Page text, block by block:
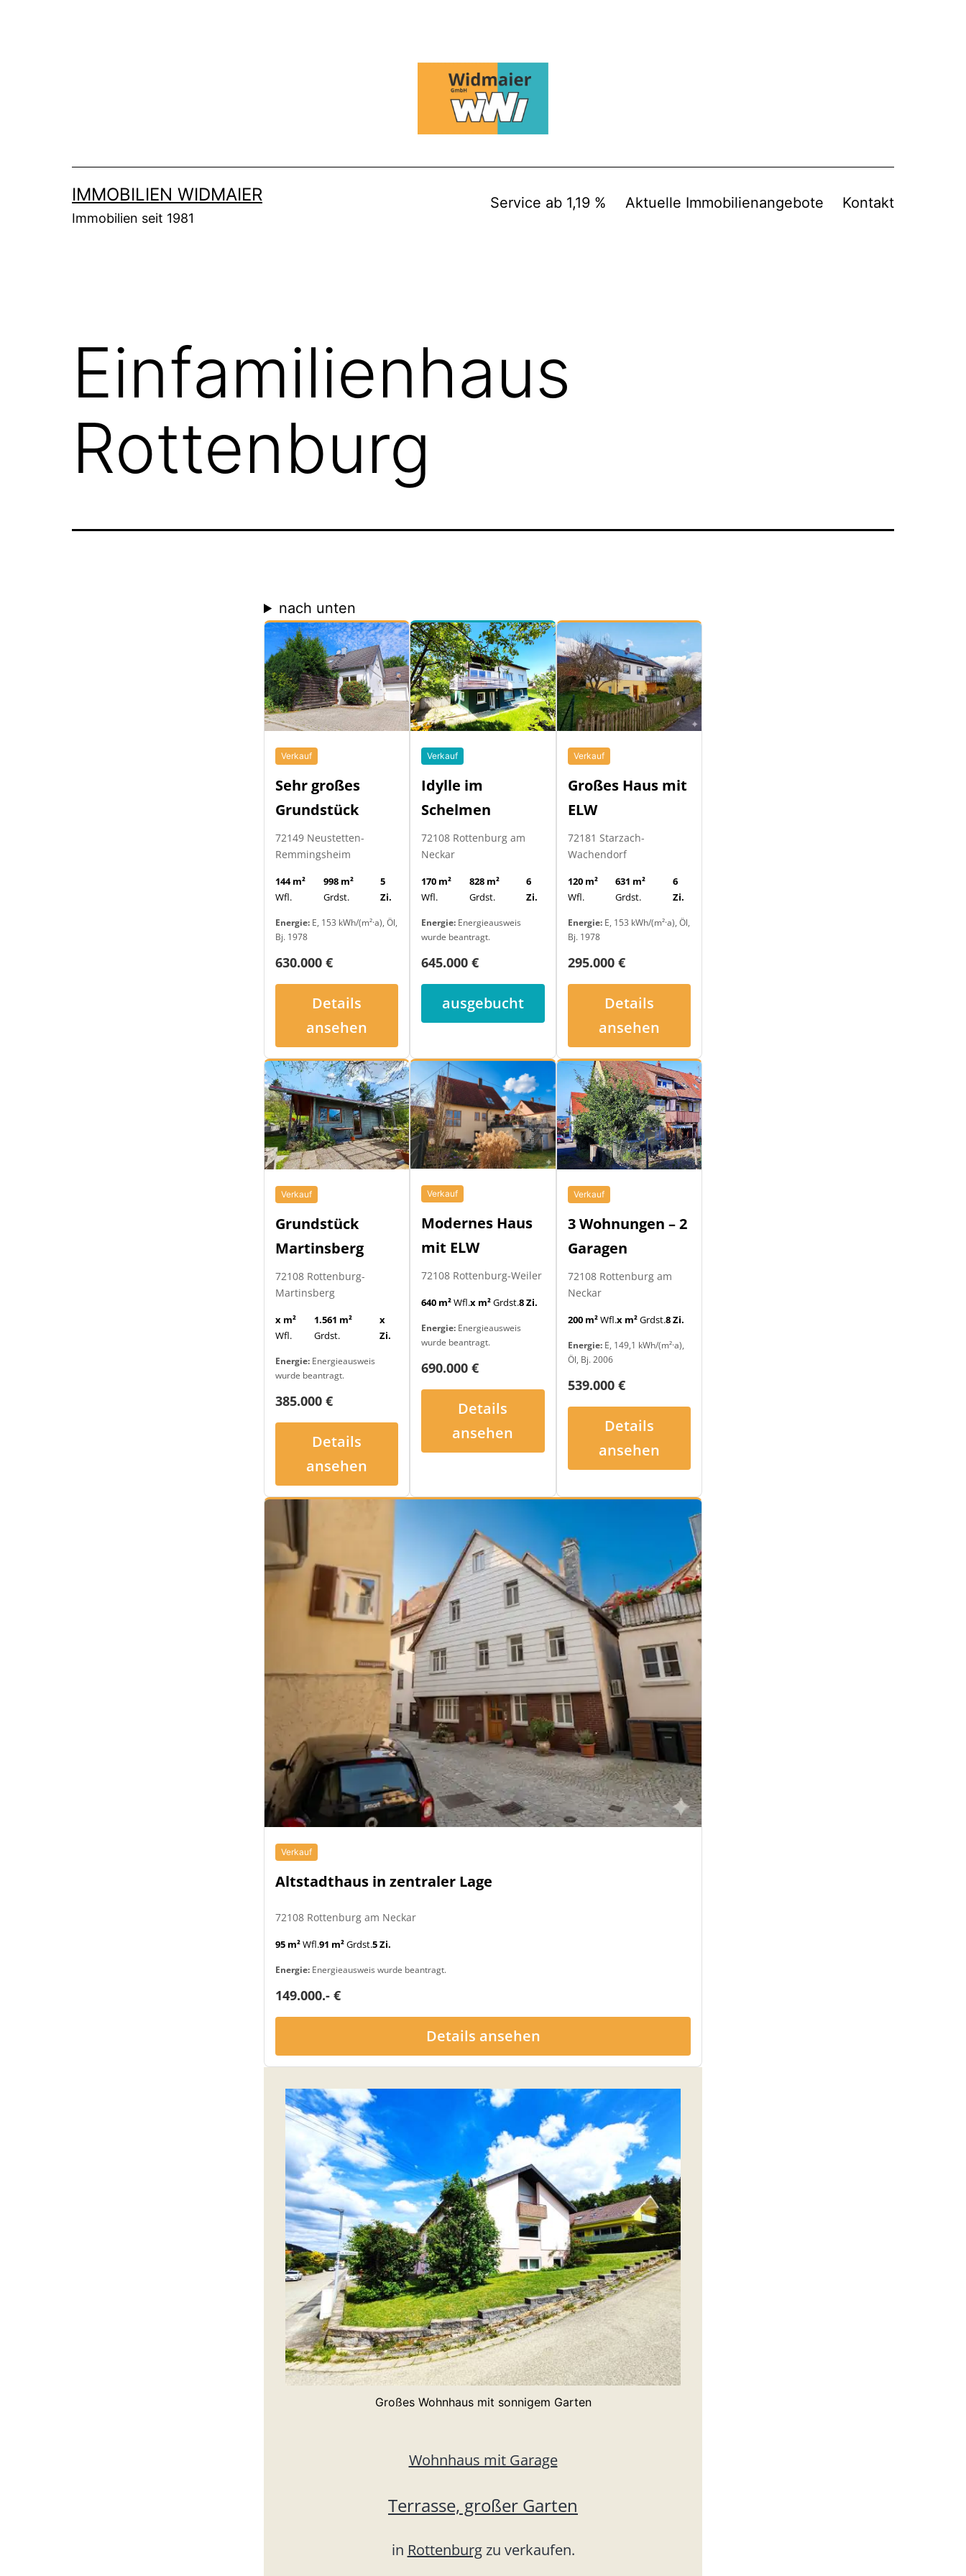
IMMOBILIEN WIDMAIER
Immobilien seit 1981
Service ab 1,19 % Aktuelle Immobilienangebote Kontakt
Einfamilienhaus
Rottenburg
nach unten
Verkauf
Sehr großes
Grundstück
72149 Neustetten-
Remmingsheim
144 m²
Wfl.
998 m²
Grdst.
5
Zi.
Energie: E, 153 kWh/(m²·a), Öl,
Bj. 1978
630.000 €
Details
ansehen
Verkauf
Idylle im
Schelmen
72108 Rottenburg am
Neckar
170 m²
Wfl.
828 m²
Grdst.
6
Zi.
Energie: Energieausweis
wurde beantragt.
645.000 €
ausgebucht
Verkauf
Großes Haus mit
ELW
72181 Starzach-
Wachendorf
120 m²
Wfl.
631 m²
Grdst.
6
Zi.
Energie:E, 153 kWh/(m²·a), Öl,
Bj. 1978
295.000 €
Details
ansehen
Verkauf
Grundstück
Martinsberg
72108 Rottenburg-
Martinsberg
x m²
Wfl.
1.561 m²
Grdst.
x
Zi.
Energie: Energieausweis
wurde beantragt.
385.000 €
Details
ansehen
Verkauf
Modernes Haus
mit ELW
72108 Rottenburg-Weiler
640 m²Wfl.x m²Grdst.8 Zi.
Energie: Energieausweis
wurde beantragt.
690.000 €
Details
ansehen
Verkauf
3 Wohnungen – 2
Garagen
72108 Rottenburg am
Neckar
200 m²Wfl.x m²Grdst.8 Zi.
Energie:E, 149,1 kWh/(m²·a),
Öl, Bj. 2006
539.000 €
Details
ansehen
Verkauf
Altstadthaus in zentraler Lage
72108 Rottenburg am Neckar
95 m²Wfl.91 m²Grdst.5 Zi.
Energie: Energieausweis wurde beantragt.
149.000.- €
Details ansehen
Großes Wohnhaus mit sonnigem Garten
Wohnhaus mit Garage
Terrasse, großer Garten
in Rottenburgzu verkaufen.